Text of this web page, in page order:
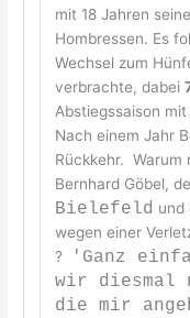
mit 18 Jahren
Hombressen. Es
Wechsel zum
verbrachte, dabei
Abstiegssaison mit
Nach einem Jahr
Rückkehr. Warum
Bernhard Göbel,
Bielefeld und
wegen einer
?
'Ganz
wir diesmal
die mir